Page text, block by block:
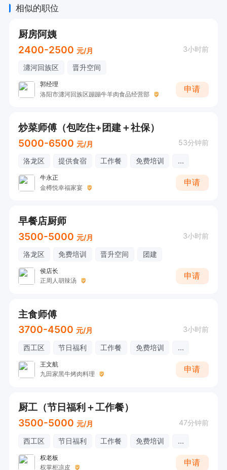
相似的职位
厨房阿姨
2400-2500 元/月 3小时前
瀍河回族区 晋升空间
郭经理
洛阳市瀍河回族区蹦蹦牛羊肉食品经营部
申请
炒菜师傅（包吃住+团建＋社保）
5000-6500 元/月 53分钟前
洛龙区 提供食宿 工作餐 免费培训 ...
牛永正
金樽悦幸福家宴
申请
早餐店厨师
3500-5000 元/月 3小时前
洛龙区 免费培训 晋升空间 团建
侯店长
正周人胡辣汤
申请
主食师傅
3700-4500 元/月 3小时前
西工区 节日福利 工作餐 免费培训 ...
王文航
九田家黑牛烤肉料理
申请
厨工（节日福利＋工作餐）
3500-5000 元/月 47分钟前
西工区 节日福利 工作餐 免费培训 ...
权老板
权掌柜凉皮
申请